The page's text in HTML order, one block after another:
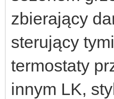
zbierający
sterujący
termostaty
innym LK,